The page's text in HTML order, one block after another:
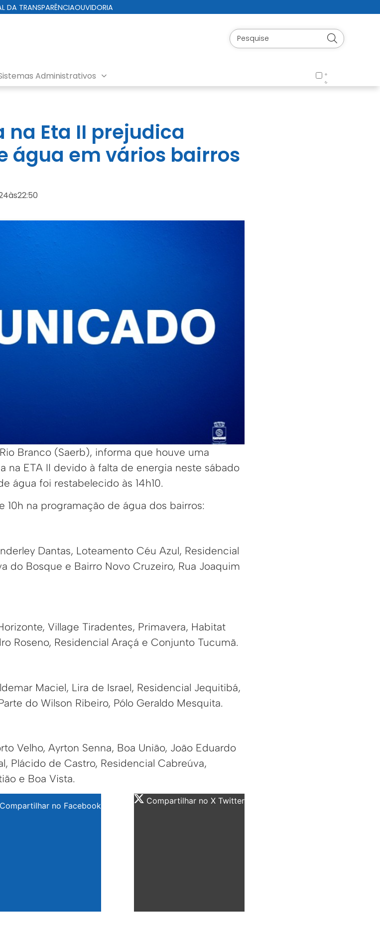
DA TRANSPARÊNCIAOUVIDORIA
Administrativos
na Eta II prejudica
água em vários bairros
às22:50
Branco (Saerb), informa que houve uma
na ETA II devido à falta de energia neste sábado
água foi restabelecido às 14h10.
10h na programação de água dos bairros:
Dantas, Loteamento Céu Azul, Residencial
do Bosque e Bairro Novo Cruzeiro, Rua Joaquim
Village Tiradentes, Primavera, Habitat
Roseno, Residencial Araçá e Conjunto Tucumã.
Maciel, Lira de Israel, Residencial Jequitibá,
do Wilson Ribeiro, Pólo Geraldo Mesquita.
Velho, Ayrton Senna, Boa União, João Eduardo
Plácido de Castro, Residencial Cabreúva,
e Boa Vista.
Compartilhar no Facebook Compartilhar no X Twitter